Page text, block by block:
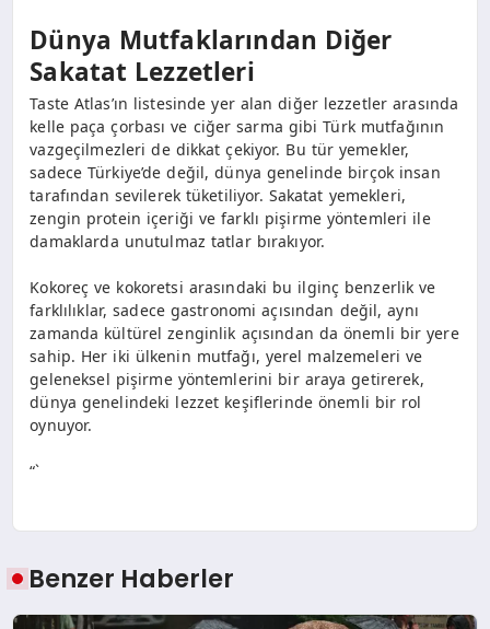
Dünya Mutfaklarından Diğer
Sakatat Lezzetleri
Taste Atlas’ın listesinde yer alan diğer lezzetler arasında
kelle paça çorbası ve ciğer sarma gibi Türk mutfağının
vazgeçilmezleri de dikkat çekiyor. Bu tür yemekler,
sadece Türkiye’de değil, dünya genelinde birçok insan
tarafından sevilerek tüketiliyor. Sakatat yemekleri,
zengin protein içeriği ve farklı pişirme yöntemleri ile
damaklarda unutulmaz tatlar bırakıyor.
Kokoreç ve kokoretsi arasındaki bu ilginç benzerlik ve
farklılıklar, sadece gastronomi açısından değil, aynı
zamanda kültürel zenginlik açısından da önemli bir yere
sahip. Her iki ülkenin mutfağı, yerel malzemeleri ve
geleneksel pişirme yöntemlerini bir araya getirerek,
dünya genelindeki lezzet keşiflerinde önemli bir rol
oynuyor.
“`
Benzer Haberler